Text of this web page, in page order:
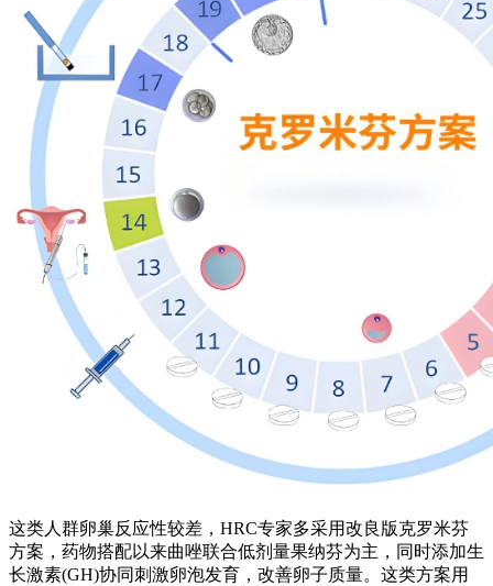
这类人群卵巢反应性较差，HRC专家多采用改良版克罗米芬
方案，药物搭配以来曲唑联合低剂量果纳芬为主，同时添加生
长激素(GH)协同刺激卵泡发育，改善卵子质量。这类方案用